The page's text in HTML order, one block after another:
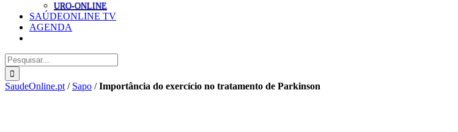
URO-ONLINE
SAÚDEONLINE TV
AGENDA
Pesquisar
SaudeOnline.pt / Sapo /Importância do exercício no tratamento de Parkinson